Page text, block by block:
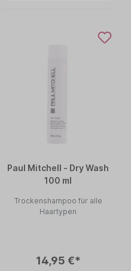
Paul Mitchell - Dry Wash
100 ml
Trockenshampoo für alle
Haartypen
14,95 €*